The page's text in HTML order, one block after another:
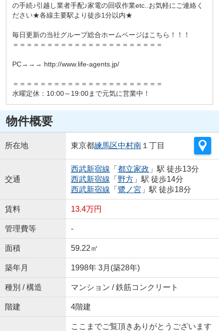
の手続♪引越し業者手配♪家電の回収作業etc..お気軽にご連絡く
ださい★各線主要駅より徒歩1分以内★
毎日更新の当社グループ総合ホームページはこちら！！！
＝＝＝＝＝＝＝＝＝＝＝＝＝＝＝＝＝＝＝＝＝＝
PC→→→ http://www.life-agents.jp/
＝＝＝＝＝＝＝＝＝＝＝＝＝＝＝＝＝＝＝＝＝＝
水曜定休：10:00～19:00まで元気に営業中！
物件概要
所在地 東京都練馬区中村南１丁目
交通
西武新宿線 「 都立家政 」駅 徒歩13分
西武新宿線 「 野方」駅 徒歩14分
西武新宿線 「 鷺ノ宮 」駅 徒歩18分
賃料 13.4万円
管理費等 -
面積 59.22㎡
築年月 1998年 3月(築28年)
種別 / 構造 マンション / 鉄筋コンクリート
階建 4階建
ここまでご覧頂きありがとうございます